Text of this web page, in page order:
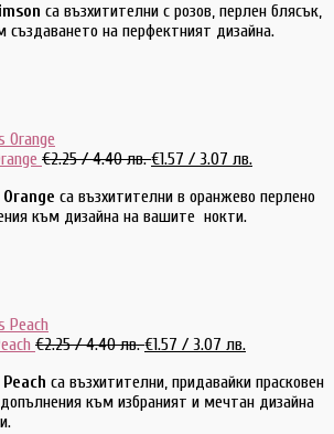
са възхитителни с розов, перлен блясък,
създаването на перфектният дизайна.
€2.25/ 4.40 лв.€1.57 / 3.07 лв.
са възхитителни в оранжево перлено
към дизайна на вашите нокти.
€2.25/ 4.40 лв.€1.57 / 3.07 лв.
са възхитителни, придавайки прасковен
към избраният и мечтан дизайна